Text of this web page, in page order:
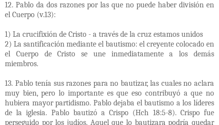
12. Pablo da dos razones por las que no puede haber división en
el Cuerpo (v.13):
1) La crucifixión de Cristo - a través de la cruz estamos unidos
2) La santificación mediante el bautismo: el creyente colocado en
el Cuerpo de Cristo se une inmediatamente a los demás
miembros.
13. Pablo tenía sus razones para no bautizar, las cuales no aclara
muy bien, pero lo importante es que eso contribuyó a que no
hubiera mayor partidismo. Pablo dejaba el bautismo a los líderes
de la iglesia. Pablo bautizó a Crispo (Hch 18:5-8). Crispo fue
perseguido por los judíos. Aquel que lo bautizara podría quedar